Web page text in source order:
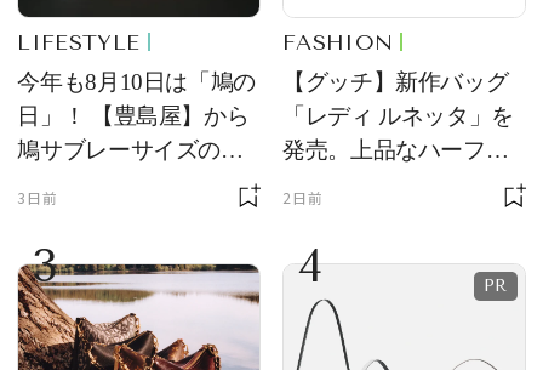
LIFESTYLE
今年も8月10日は「鳩の
日」！ 【豊島屋】から
鳩サブレーサイズのポ
ーチ「はとっこ」を限
3日前
FASHION
【グッチ】新作バッグ
「レディ ルネッタ」を
発売。上品なハーフム
ーン型がスタイリング
2日前
3 4